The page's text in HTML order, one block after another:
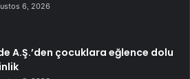
6, 2026
A.Ş.’den çocuklara eğlence dolu